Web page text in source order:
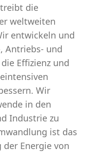
die
weltweiten
entwickeln und
Antriebs- und
Effizienz und
Wir
in den
Industrie zu
ist das
Energie von